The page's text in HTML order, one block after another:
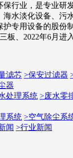
保行业，是专业研
海水淡化设备、污
护专用设备的股份
板、2022年6月进
滤芯 >保安过滤器
器
处理系统 >废水零
系统 >空气除尘系
闻 >行业新闻